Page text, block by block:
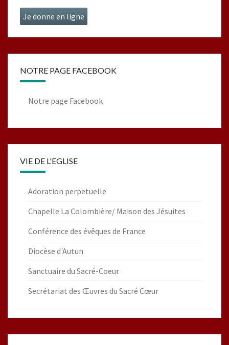
Je donne en ligne
NOTRE PAGE FACEBOOK
Notre page Facebook
VIE DE L'EGLISE
Adoration perpetuelle
Chapelle La Colombière/ Maison des Jésuites
Conférence des évêques de France
Diocèse d'Autun
Sanctuaire du Sacré-Coeur
Secrétariat des Œuvres du Sacré Cœur